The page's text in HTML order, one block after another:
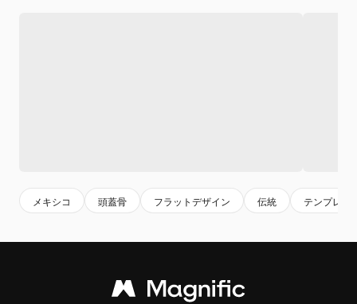
メキシコ 頭蓋骨 フラットデザイン 伝統 テンプレー